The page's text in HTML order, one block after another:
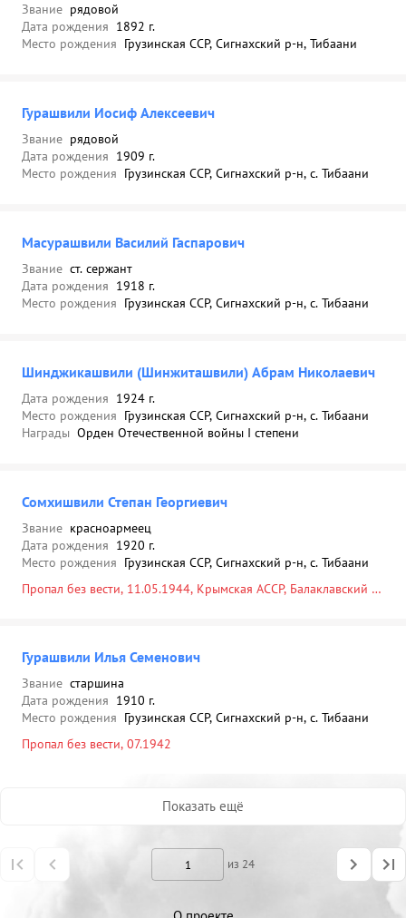
Звание рядовой
Дата рождения 1892 г.
Место рождения Грузинская ССР, Сигнахский р-н, Тибаани
Гурашвили Иосиф Алексеевич
Звание рядовой
Дата рождения 1909 г.
Место рождения Грузинская ССР, Сигнахский р-н, с. Тибаани
Масурашвили Василий Гаспарович
Звание ст. сержант
Дата рождения 1918 г.
Место рождения Грузинская ССР, Сигнахский р-н, с. Тибаани
Шинджикашвили (Шинжиташвили) Абрам Николаевич
Дата рождения 1924 г.
Место рождения Грузинская ССР, Сигнахский р-н, с. Тибаани
Награды Орден Отечественной войны I степени
Сомхишвили Степан Георгиевич
Звание красноармеец
Дата рождения 1920 г.
Место рождения Грузинская ССР, Сигнахский р-н, с. Тибаани
Пропал без вести, 11.05.1944, Крымская АССР, Балаклавский р-
Гурашвили Илья Семенович
Звание старшина
Дата рождения 1910 г.
Место рождения Грузинская ССР, Сигнахский р-н, с. Тибаани
Пропал без вести, 07.1942
Показать ещё
из 24